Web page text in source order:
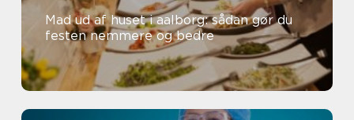
Mad ud af huset i aalborg: sådan gør du
festen nemmere og bedre